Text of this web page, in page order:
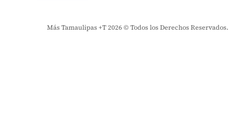
Más Tamaulipas +T 2026 © Todos los Derechos